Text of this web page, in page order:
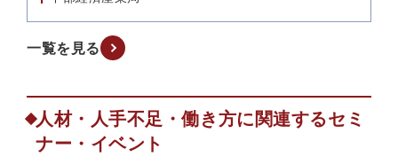
一覧を見る
人材・人手不足・働き方に関連するセミ
ナー・イベント